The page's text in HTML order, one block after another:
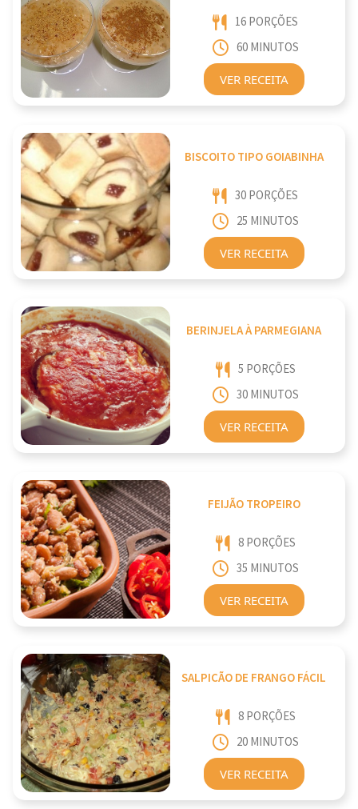
16 PORÇÕES
60 MINUTOS
VER RECEITA
BISCOITO TIPO GOIABINHA
30 PORÇÕES
25 MINUTOS
VER RECEITA
BERINJELA À PARMEGIANA
5 PORÇÕES
30 MINUTOS
VER RECEITA
FEIJÃO TROPEIRO
8 PORÇÕES
35 MINUTOS
VER RECEITA
SALPICÃO DE FRANGO FÁCIL
8 PORÇÕES
20 MINUTOS
VER RECEITA